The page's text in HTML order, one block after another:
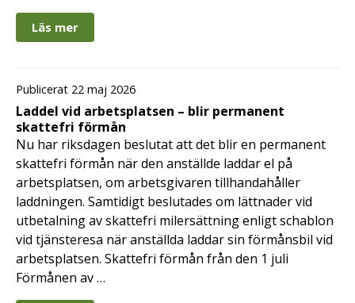
Läs mer
Publicerat 22 maj 2026
Laddel vid arbetsplatsen – blir permanent
skattefri förmån
Nu har riksdagen beslutat att det blir en permanent
skattefri förmån när den anställde laddar el på
arbetsplatsen, om arbetsgivaren tillhandahåller
laddningen. Samtidigt beslutades om lättnader vid
utbetalning av skattefri milersättning enligt schablon
vid tjänsteresa när anställda laddar sin förmånsbil vid
arbetsplatsen. Skattefri förmån från den 1 juli
Förmånen av …